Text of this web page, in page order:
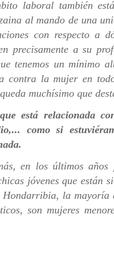
laboral también
al mando de una
con respecto a
precisamente a su
tenemos un mínimo
contra la mujer en
muchísimo que
está relacionada
como si
en los últimos
jóvenes que están
la mayoría
son mujeres